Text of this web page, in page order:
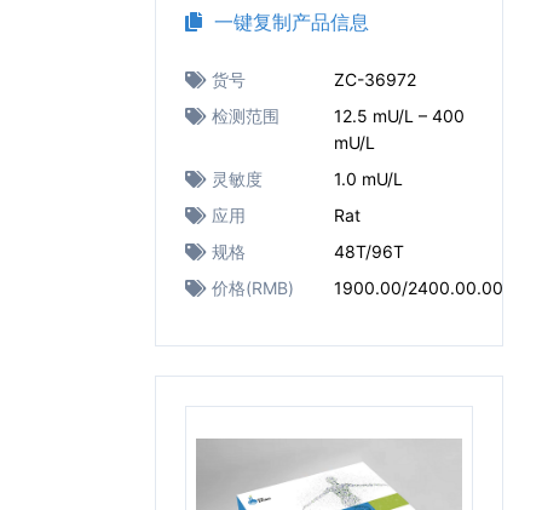
一键复制产品信息
货号
ZC-36972
检测范围
12.5 mU/L – 400
mU/L
灵敏度
1.0 mU/L
应用
Rat
规格
48T/96T
价格(RMB)
1900.00/2400.00.00